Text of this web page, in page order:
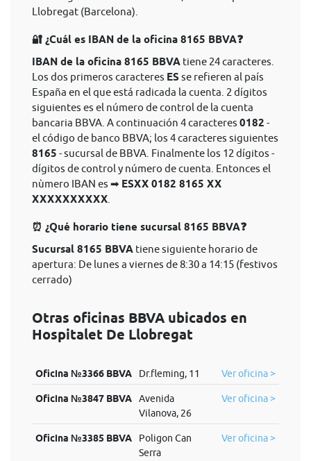
Llobregat (Barcelona).
🔐 ¿Cuál es IBAN de la oficina 8165 BBVA❓
IBAN de la oficina 8165 BBVA tiene 24 caracteres.
Los dos primeros caracteres ES se refieren al país
España en el que está radicada la cuenta. 2 dígitos
siguientes es el número de control de la cuenta
bancaria BBVA. A continuación 4 caracteres 0182 -
el código de banco BBVA; los 4 caracteres siguientes
8165 - sucursal de BBVA. Finalmente los 12 dígitos -
dígitos de control y número de cuenta. Entonces el
nùmero IBAN es ➡ ESXX 0182 8165 XX
XXXXXXXXXX
⏰ ¿Qué horario tiene sucursal 8165 BBVA❓
Sucursal 8165 BBVA tiene siguiente horario de
apertura: De lunes a viernes de 8:30 a 14:15 (festivos
cerrado)
Otras oficinas BBVA ubicados en
Hospitalet De Llobregat
Oficina №3366 BBVA Dr.fleming, 11 Ver oficina >
Oficina №3847 BBVA
Avenida
Vilanova, 26
Ver oficina >
Oficina №3385 BBVA
Poligon Can
Serra
Ver oficina >